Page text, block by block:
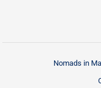
Nomads in